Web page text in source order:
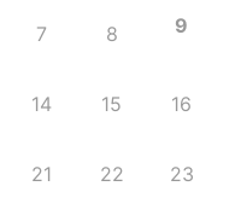
7 8 9
14 15 16
21 22 23